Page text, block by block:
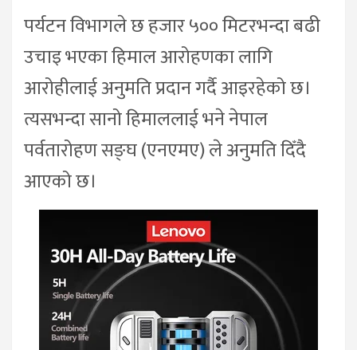
पर्यटन विभागले छ हजार ५०० मिटरभन्दा बढी
उचाइ भएका हिमाल आरोहणका लागि
आरोहीलाई अनुमति प्रदान गर्दै आइरहेको छ।
त्यसभन्दा सानो हिमाललाई भने नेपाल
पर्वतारोहण सङ्घ (एनएमए) ले अनुमति दिँदै
आएको छ।